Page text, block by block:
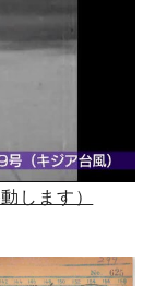
します）